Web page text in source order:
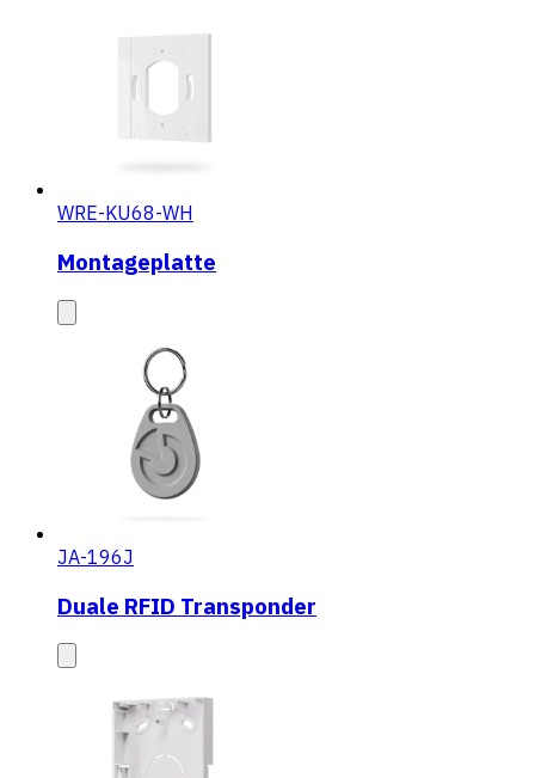
WRE-KU68-WH
Montageplatte
JA-196J
Duale RFID Transponder